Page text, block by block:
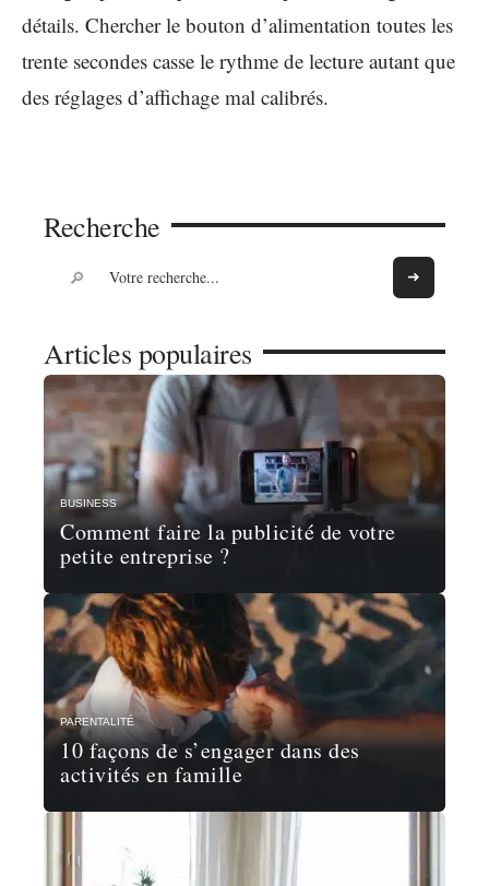
détails. Chercher le bouton d’alimentation toutes les
trente secondes casse le rythme de lecture autant que
des réglages d’affichage mal calibrés.
Recherche
Articles populaires
BUSINESS
Comment faire la publicité de votre
petite entreprise ?
PARENTALITÉ
10 façons de s’engager dans des
activités en famille